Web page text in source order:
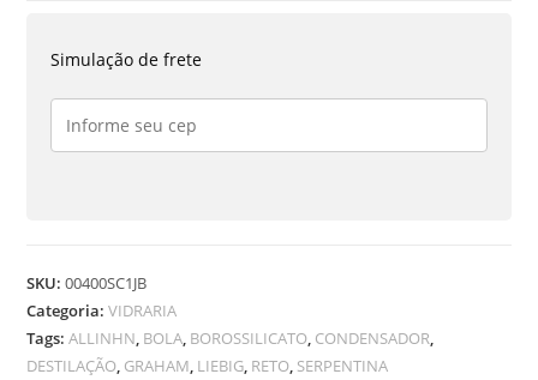
MM
Simulação de frete
SKU:00400SC1JB
Categoria:VIDRARIA
Tags:ALLINHN, BOLA, BOROSSILICATO, CONDENSADOR,
DESTILAÇÃO, GRAHAM, LIEBIG, RETO, SERPENTINA